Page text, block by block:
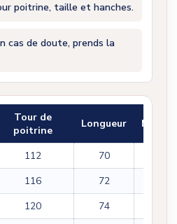
poitrine, taille et hanches.
cas de doute, prends la
Tour de
poitrine
Longueur
112 70
116 72
120 74